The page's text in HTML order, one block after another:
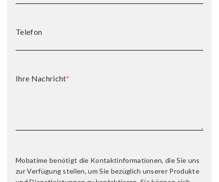
Telefon
Ihre Nachricht*
Mobatime benötigt die Kontaktinformationen, die Sie uns
zur Verfügung stellen, um Sie bezüglich unserer Produkte